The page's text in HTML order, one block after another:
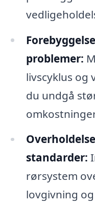
problemer:
livscyklus og
du undgå
standarder:
rørsystem
lovgivning